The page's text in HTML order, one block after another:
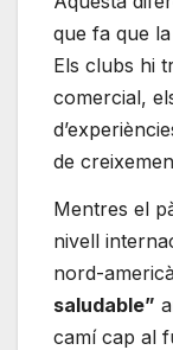
que fa que
Els clubs hi
comercial,
de
Mentres el
nivell
nord-
saludable”
camí cap al